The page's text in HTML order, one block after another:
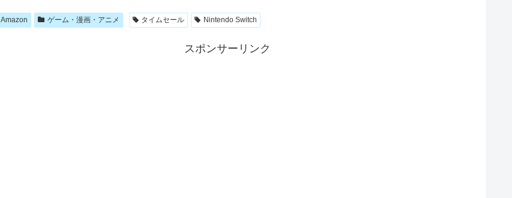
Amazon ゲーム・漫画・アニメ タイムセール Nintendo Switch
スポンサーリンク